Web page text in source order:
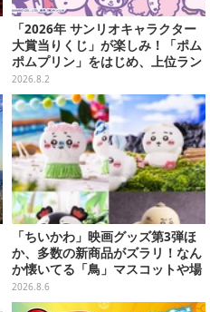
「2026年 サンリオキャラクター
大賞当りくじ」が楽しみ！「ポム
ポムプリン」をはじめ、上位ラン
クインが登場するスペシャル企画
2026.8.2
「ちいかわ」映画グッズ第3弾ほ
か、多数の新商品がズラリ！なん
か懐いてる「鳥」マスコットや場
面写アイテムなど必見のラインナ
ップ
2026.8.6